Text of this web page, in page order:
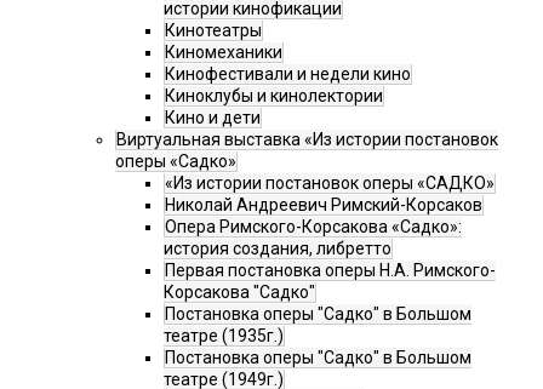
истории кинофикации
Кинотеатры
Киномеханики
Кинофестивали и недели кино
Киноклубы и кинолектории
Кино и дети
Виртуальная выставка «Из истории постановок
оперы «Садко»
«Из истории постановок оперы «САДКО»
Николай Андреевич Римский-Корсаков
Опера Римского-Корсакова «Садко»:
история создания, либретто
Первая постановка оперы Н.А. Римского-
Корсакова "Садко"
Постановка оперы "Садко" в Большом
театре (1935г.)
Постановка оперы "Садко" в Большом
театре (1949г.)